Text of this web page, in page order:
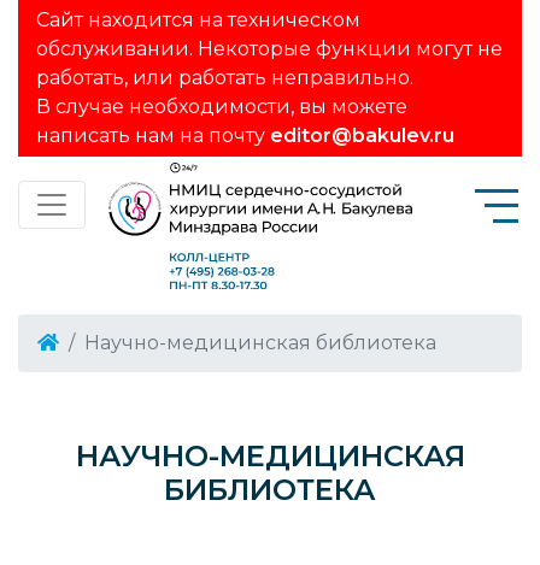
Сайт находится на техническом
обслуживании. Некоторые функции могут не
работать, или работать неправильно.
В случае необходимости, вы можете
написать нам на почту editor@bakulev.ru
Научно-медицинская библиотека
НАУЧНО-МЕДИЦИНСКАЯ
БИБЛИОТЕКА